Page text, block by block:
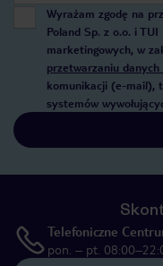
Wyrażam zgodę na
Poland Sp. z o.o. i
marketingowych, w
przetwarzaniu danych
komunikacji (e-mail),
systemów
Telefoniczne
pon. – pt.